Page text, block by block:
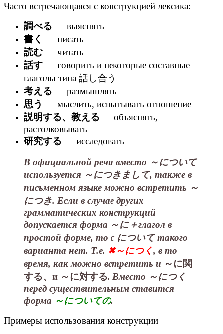
Часто встречающаяся с конструкцией лексика:
調べる — выяснять
書く — писать
読む— читать
話す— говорить и некоторые составные
глаголы типа 話し合う
考える — размышлять
思う — мыслить, испытывать отношение
説明する、教える — объяснять,
растолковывать
研究する — исследовать
В официальной речи вместо ～について
используется ～につきまして, также в
письменном языке можно встретить ～
につき. Если в случае других
грамматических конструкций
допускается форма ～に＋глагол в
простой форме, то с について такого
варианта нет. Т.е. ✖～につく, в то
время, как можно встретить и ～に関
する、и ～に対する. Вместо ～につく
перед существительным ставится
форма ～についての.
Примеры использования конструкции